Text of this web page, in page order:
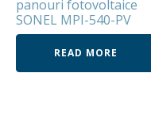
panouri fotovoltaice
SONEL MPI-540-PV
READ MORE